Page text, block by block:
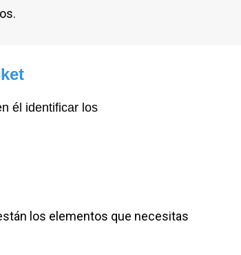
él identificar los
los elementos que necesitas